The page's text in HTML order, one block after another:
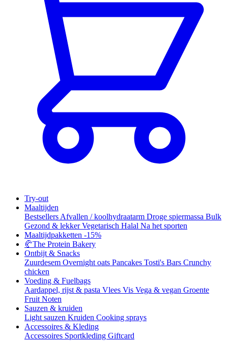
Try-out
Maaltijden
Bestsellers Afvallen / koolhydraatarm Droge spiermassa Bulk
Gezond & lekkerVegetarisch Halal Na het sporten
Maaltijdpakketten -15%
🥐The Protein Bakery
Ontbijt & Snacks
Zuurdesem Overnight oats Pancakes Tosti's Bars Crunchy
chicken
Voeding & Fuelbags
Aardappel, rijst & pasta Vlees Vis Vega & vegan Groente
Fruit Noten
Sauzen & kruiden
Light sauzen Kruiden Cooking sprays
Accessoires & Kleding
Accessoires Sportkleding Giftcard